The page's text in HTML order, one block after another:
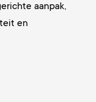
aanpak,
en